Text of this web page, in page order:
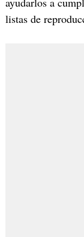
listas de